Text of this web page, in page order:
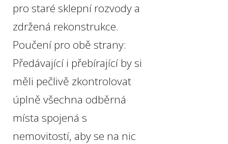
pro staré sklepní rozvody a
zdržená rekonstrukce.
Poučení pro obě strany:
Předávající i přebírající by si
měli pečlivě zkontrolovat
úplně všechna odběrná
místa spojená s
nemovitostí, aby se na nic